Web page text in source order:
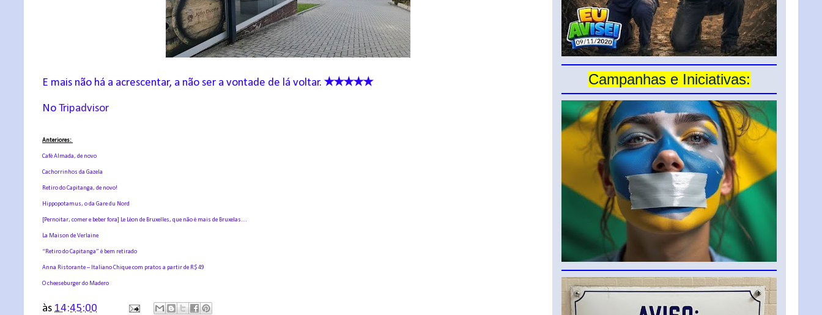
E mais não há a acrescentar, a não ser a vontade de lá voltar. ✭✭✭✭✭
No Tripadvisor
Anteriores:
Café Almada, de novo
Cachorrinhos da Gazela
Retiro do Capitanga, de novo!
Hippopotamus, o da Gare du Nord
[Pernoitar, comer e beber fora] Le Léon de Bruxelles, que não é mais de Bruxelas…
La Maison de Verlaine
“Retiro do Capitanga” é bem retirado
Anna Ristorante – Italiano Chique com pratos a partir de R$ 49
O cheeseburger do Madero
às 14:45:00
Campanhas e Iniciativas: